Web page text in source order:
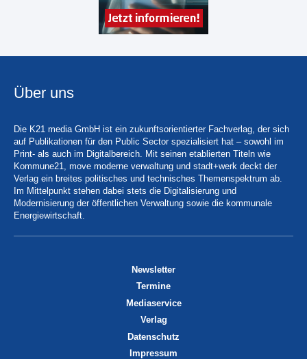
Über uns
Die K21 media GmbH ist ein zukunftsorientierter Fachverlag, der sich
auf Publikationen für den Public Sector spezialisiert hat – sowohl im
Print- als auch im Digitalbereich. Mit seinen etablierten Titeln wie
Kommune21, move moderne verwaltung und stadt+werk deckt der
Verlag ein breites politisches und technisches Themenspektrum ab.
Im Mittelpunkt stehen dabei stets die Digitalisierung und
Modernisierung der öffentlichen Verwaltung sowie die kommunale
Energiewirtschaft.
Newsletter
Termine
Mediaservice
Verlag
Datenschutz
Impressum